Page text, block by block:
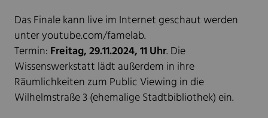
Das Finale kann live im Internet geschaut werden
unter youtube.com/famelab.
Termin: Freitag, 29.11.2024, 11 Uhr. Die
Wissenswerkstatt lädt außerdem in ihre
Räumlichkeiten zum Public Viewing in die
Wilhelmstraße 3 (ehemalige Stadtbibliothek) ein.